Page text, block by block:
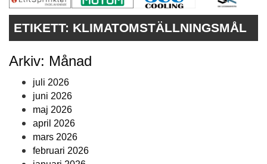
KONTAKT
ETIKETT: KLIMATOMSTÄLLNINGSMÅL
Arkiv: Månad
juli 2026
juni 2026
maj 2026
april 2026
mars 2026
februari 2026